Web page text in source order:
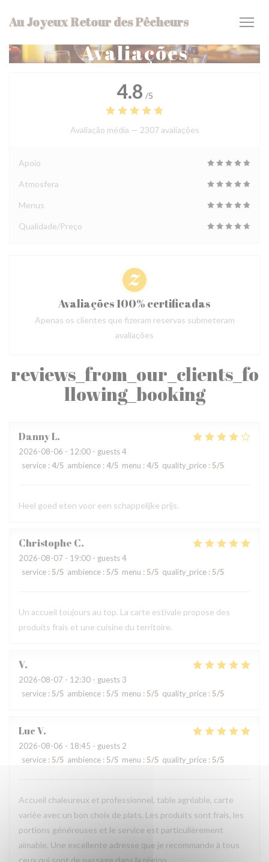
Au Joyeux Retour des Pêcheurs
Avaliações
reviews_from_our_clients_fo
llowing_booking
DannyL
2026-08-06 - 12:00 - guests 4
service : 4/5 ambience : 4/5 menu : 4/5 quality_price : 5/5
Heel goed eten voor een schappelijke prijs.
Christophe C
2026-08-07 - 19:00 - guests 4
service : 5/5 ambience : 5/5 menu : 5/5 quality_price : 5/5
Un accueil toujours au top. La carte estivale propose des
produits frais et une cuisine du territoire.
V
2026-08-07 - 12:30 - guests 3
service : 5/5 ambience : 5/5 menu : 5/5 quality_price : 5/5
LucV
2026-08-06 - 18:45 - guests 2
service : 5/5 ambience : 5/5 menu : 5/5 quality_price : 5/5
Accueil chaleureux et professionnel, table agréable, carte
variée avec un bon choix de plats. Les produits sont frais, les
portions généreuses et le service est particulièrement
aimable. Une excellente adresse que je recommande à tous
ceux qui sont de passage dans la région.
4.8 /5
Avaliação média — 2307 avaliações
Apoio
Atmosfera
Menus
Qualidade/Preço
Avaliações 100% certificadas
Apenas os clientes que fizeram reservas submeteram
avaliações